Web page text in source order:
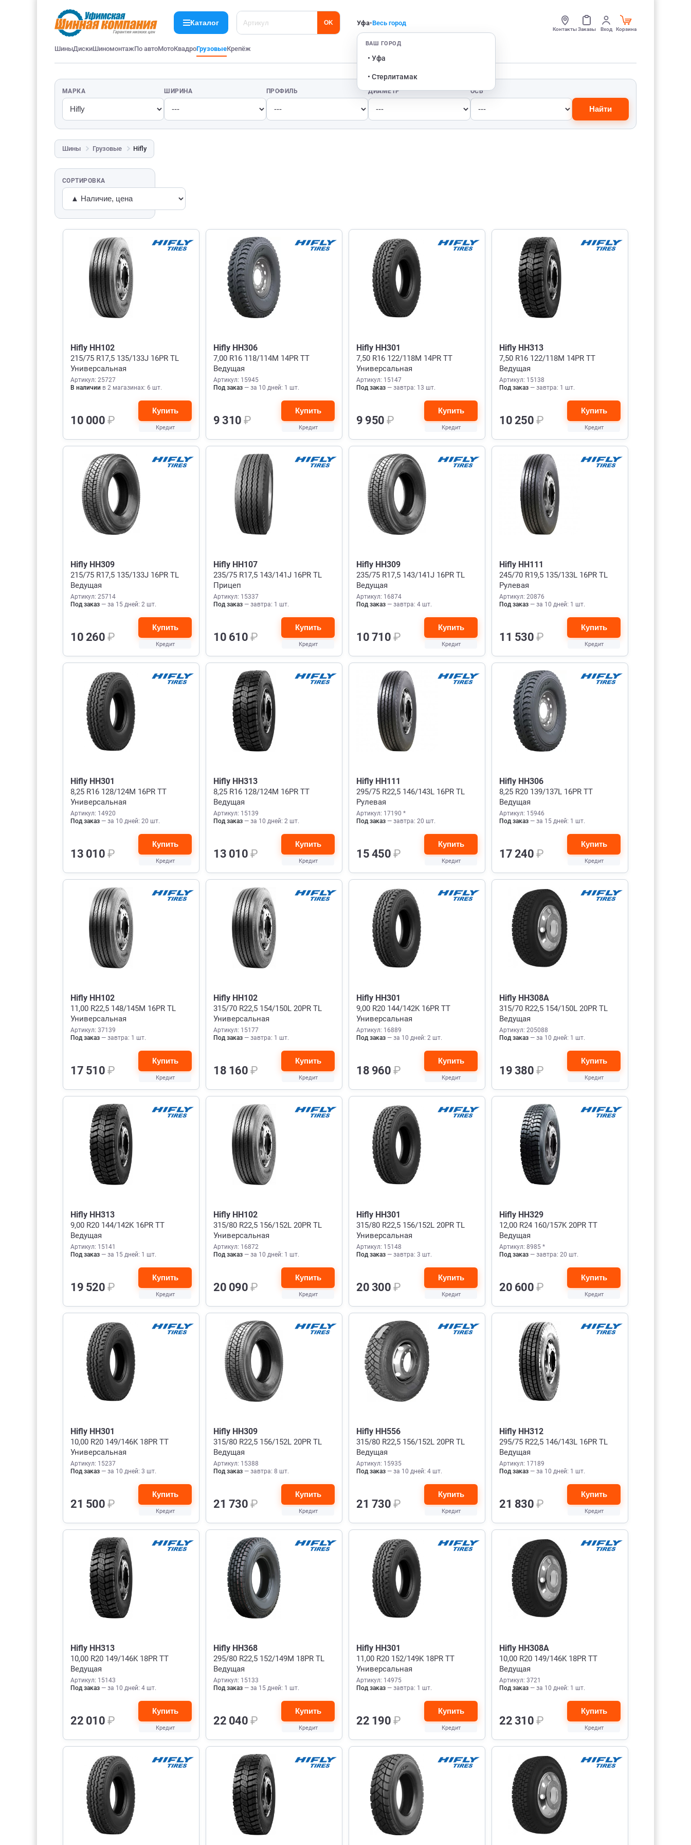
Каталог OK Уфа•Весь город
ВАШ ГОРОД
• Уфа
• Стерлитамак
КонтактыЗаказы Вход Корзина
ШиныДискиШиномонтажПо автоМотоКвадроГрузовыеКрепёж
МАРКА ШИРИНА ПРОФИЛЬ ДИАМЕТР ОСЬ
Найти
Шины Грузовые Hifly
СОРТИРОВКА
Hifly HH102
215/75 R17,5 135/133J 16PR TL
Универсальная
Артикул: 25727
В наличии в 2 магазинах: 6 шт.
10 000 ₽
Купить
Кредит
Hifly HH306
7,00 R16 118/114M 14PR TT
Ведущая
Артикул: 15945
Под заказ — за 10 дней: 1 шт.
9 310₽
Купить
Кредит
Hifly HH301
7,50 R16 122/118M 14PR TT
Универсальная
Артикул: 15147
Под заказ — завтра: 13 шт.
9 950₽
Купить
Кредит
Hifly HH313
7,50 R16 122/118M 14PR TT
Ведущая
Артикул: 15138
Под заказ — завтра: 1 шт.
10 250 ₽
Купить
Кредит
Hifly HH309
215/75 R17,5 135/133J 16PR TL
Ведущая
Артикул: 25714
Под заказ — за 15 дней: 2 шт.
10 260 ₽
Купить
Кредит
Hifly HH107
235/75 R17,5 143/141J 16PR TL
Прицеп
Артикул: 15337
Под заказ — завтра: 1 шт.
10 610 ₽
Купить
Кредит
Hifly HH309
235/75 R17,5 143/141J 16PR TL
Ведущая
Артикул: 16874
Под заказ — завтра: 4 шт.
10 710 ₽
Купить
Кредит
Hifly HH111
245/70 R19,5 135/133L 16PR TL
Рулевая
Артикул: 20876
Под заказ — за 10 дней: 1 шт.
11 530 ₽
Купить
Кредит
Hifly HH301
8,25 R16 128/124M 16PR TT
Универсальная
Артикул: 14920
Под заказ — за 10 дней: 20 шт.
13 010 ₽
Купить
Кредит
Hifly HH313
8,25 R16 128/124M 16PR TT
Ведущая
Артикул: 15139
Под заказ — за 10 дней: 2 шт.
13 010 ₽
Купить
Кредит
Hifly HH111
295/75 R22,5 146/143L 16PR TL
Рулевая
Артикул: 17190 *
Под заказ — завтра: 20 шт.
15 450 ₽
Купить
Кредит
Hifly HH306
8,25 R20 139/137L 16PR TT
Ведущая
Артикул: 15946
Под заказ — за 15 дней: 1 шт.
17 240 ₽
Купить
Кредит
Hifly HH102
11,00 R22,5 148/145M 16PR TL
Универсальная
Артикул: 37139
Под заказ — завтра: 1 шт.
17 510 ₽
Купить
Кредит
Hifly HH102
315/70 R22,5 154/150L 20PR TL
Универсальная
Артикул: 15177
Под заказ — завтра: 1 шт.
18 160 ₽
Купить
Кредит
Hifly HH301
9,00 R20 144/142K 16PR TT
Универсальная
Артикул: 16889
Под заказ — за 10 дней: 2 шт.
18 960 ₽
Купить
Кредит
Hifly HH308A
315/70 R22,5 154/150L 20PR TL
Ведущая
Артикул: 205088
Под заказ — за 10 дней: 1 шт.
19 380 ₽
Купить
Кредит
Hifly HH313
9,00 R20 144/142K 16PR TT
Ведущая
Артикул: 15141
Под заказ — за 15 дней: 1 шт.
19 520 ₽
Купить
Кредит
Hifly HH102
315/80 R22,5 156/152L 20PR TL
Универсальная
Артикул: 16872
Под заказ — за 10 дней: 1 шт.
20 090 ₽
Купить
Кредит
Hifly HH301
315/80 R22,5 156/152L 20PR TL
Универсальная
Артикул: 15148
Под заказ — завтра: 3 шт.
20 300 ₽
Купить
Кредит
Hifly HH329
12,00 R24 160/157K 20PR TT
Ведущая
Артикул: 8985 *
Под заказ — завтра: 20 шт.
20 600 ₽
Купить
Кредит
Hifly HH301
10,00 R20 149/146K 18PR TT
Универсальная
Артикул: 15237
Под заказ — за 10 дней: 3 шт.
21 500 ₽
Купить
Кредит
Hifly HH309
315/80 R22,5 156/152L 20PR TL
Ведущая
Артикул: 15388
Под заказ — завтра: 8 шт.
21 730 ₽
Купить
Кредит
Hifly HH556
315/80 R22,5 156/152L 20PR TL
Ведущая
Артикул: 15935
Под заказ — за 10 дней: 4 шт.
21 730 ₽
Купить
Кредит
Hifly HH312
295/75 R22,5 146/143L 16PR TL
Ведущая
Артикул: 17189
Под заказ — за 10 дней: 1 шт.
21 830 ₽
Купить
Кредит
Hifly HH313
10,00 R20 149/146K 18PR TT
Ведущая
Артикул: 15143
Под заказ — за 10 дней: 4 шт.
22 010 ₽
Купить
Кредит
Hifly HH368
295/80 R22,5 152/149M 18PR TL
Ведущая
Артикул: 15133
Под заказ — за 15 дней: 1 шт.
22 040 ₽
Купить
Кредит
Hifly HH301
11,00 R20 152/149K 18PR TT
Универсальная
Артикул: 14975
Под заказ — завтра: 1 шт.
22 190 ₽
Купить
Кредит
Hifly HH308A
10,00 R20 149/146K 18PR TT
Ведущая
Артикул: 3721
Под заказ — за 10 дней: 1 шт.
22 310 ₽
Купить
Кредит